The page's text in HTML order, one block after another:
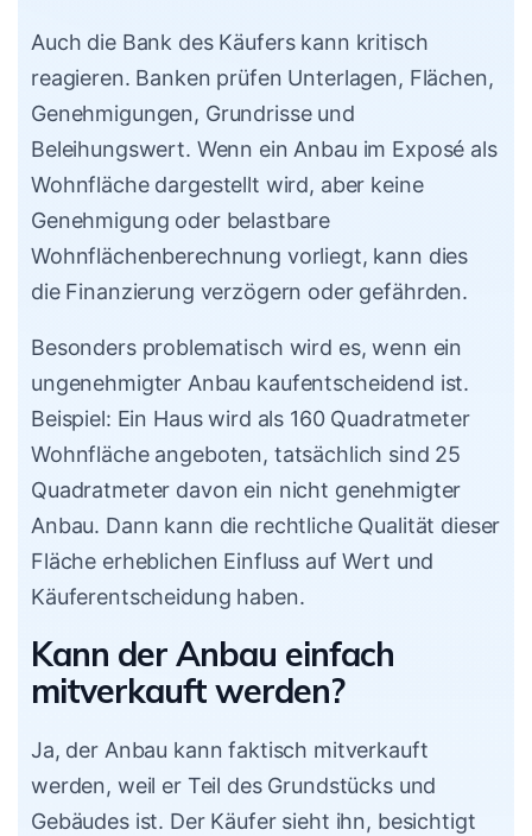
Auch die Bank des Käufers kann kritisch
reagieren. Banken prüfen Unterlagen, Flächen,
Genehmigungen, Grundrisse und
Beleihungswert. Wenn ein Anbau im Exposé als
Wohnfläche dargestellt wird, aber keine
Genehmigung oder belastbare
Wohnflächenberechnung vorliegt, kann dies
die Finanzierung verzögern oder gefährden.
Besonders problematisch wird es, wenn ein
ungenehmigter Anbau kaufentscheidend ist.
Beispiel: Ein Haus wird als 160 Quadratmeter
Wohnfläche angeboten, tatsächlich sind 25
Quadratmeter davon ein nicht genehmigter
Anbau. Dann kann die rechtliche Qualität dieser
Fläche erheblichen Einfluss auf Wert und
Käuferentscheidung haben.
Kann der Anbau einfach
mitverkauft werden?
Ja, der Anbau kann faktisch mitverkauft
werden, weil er Teil des Grundstücks und
Gebäudes ist. Der Käufer sieht ihn, besichtigt